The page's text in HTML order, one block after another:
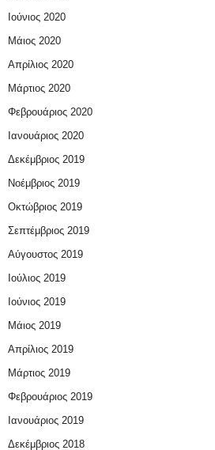
Ιούνιος 2020
Μάιος 2020
Απρίλιος 2020
Μάρτιος 2020
Φεβρουάριος 2020
Ιανουάριος 2020
Δεκέμβριος 2019
Νοέμβριος 2019
Οκτώβριος 2019
Σεπτέμβριος 2019
Αύγουστος 2019
Ιούλιος 2019
Ιούνιος 2019
Μάιος 2019
Απρίλιος 2019
Μάρτιος 2019
Φεβρουάριος 2019
Ιανουάριος 2019
Δεκέμβριος 2018